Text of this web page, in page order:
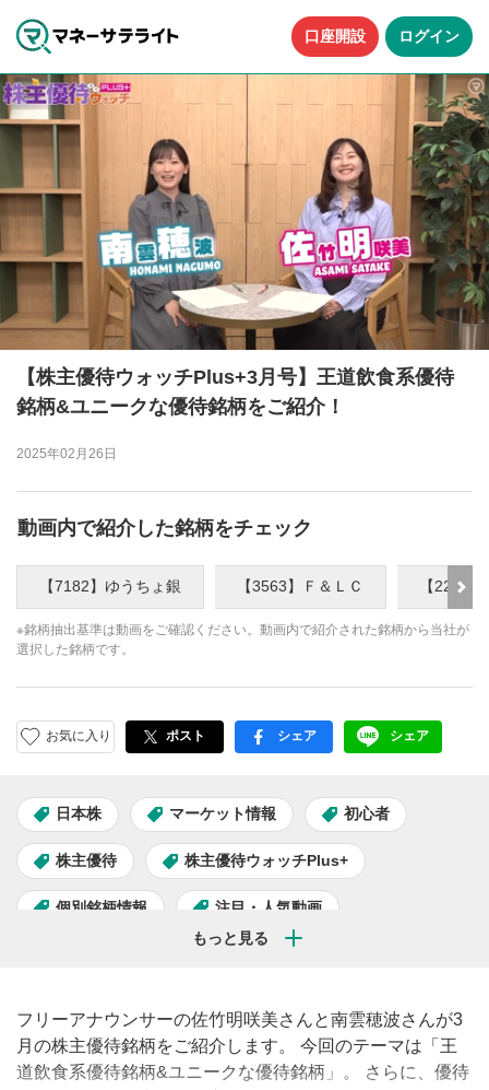
口座開設 ログイン
【株主優待ウォッチPlus+3月号】王道飲食系優待
銘柄&ユニークな優待銘柄をご紹介！
2025年02月26日
動画内で紹介した銘柄をチェック
【7182】ゆうちょ銀 【3563】Ｆ＆ＬＣ 【2269
※銘柄抽出基準は動画をご確認ください。動画内で紹介された銘柄から当社が
選択した銘柄です。
お気に入り ポスト facebook
シェア LINE
シェア
日本株 マーケット情報 初心者
株主優待 株主優待ウォッチPlus+
個別銘柄情報 注目・人気動画
フリーアナウンサーの佐竹明咲美さんと南雲穂波さんが3
月の株主優待銘柄をご紹介します。 今回のテーマは「王
道飲食系優待銘柄&ユニークな優待銘柄」。 さらに、優待